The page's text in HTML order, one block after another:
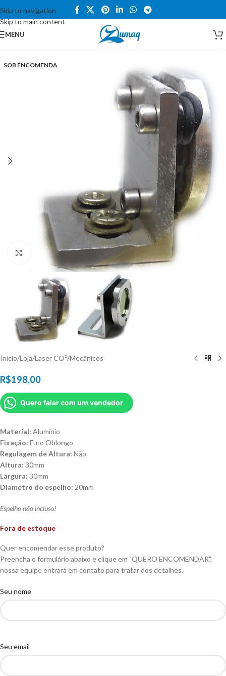
Skip to navigation
Skip to main content
MENU
SOB ENCOMENDA
Click to enlarge
Início/Loja/Laser CO²/Mecânicos
R$198,00
Quero falar com um vendedor
Material: Alumínio
Fixação: Furo Oblongo
Regulagem de Altura: Não
Altura: 30mm
Largura: 30mm
Diametro do espelho: 20mm
Espelho não incluso!
Fora de estoque
Quer encomendar esse produto?
Preencha o formulário abaixo e clique em "QUERO ENCOMENDAR",
nossa equipe entrará em contato para tratar dos detalhes.
Seu nome
Seu email